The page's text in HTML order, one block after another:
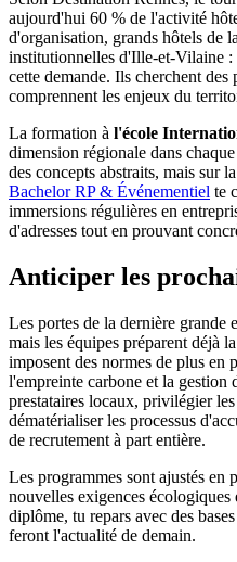
aujourd'hui 60 % de l'activité
d'organisation, grands hôtels de
institutionnelles d'Ille-et-Vilaine :
cette demande. Ils cherchent
comprennent les enjeux du
La formation à l'école
dimension régionale dans
des concepts abstraits, mais sur
Bachelor RP & Événementiel te
immersions régulières en
d'adresses tout en prouvant
Anticiper les
Les portes de la dernière grande
mais les équipes préparent déjà
imposent des normes de plus en
l'empreinte carbone et la gestion
prestataires locaux, privilégier
dématérialiser les processus
de recrutement à part entière.
Les programmes sont ajustés en
nouvelles exigences
diplôme, tu repars avec des
feront l'actualité de demain.